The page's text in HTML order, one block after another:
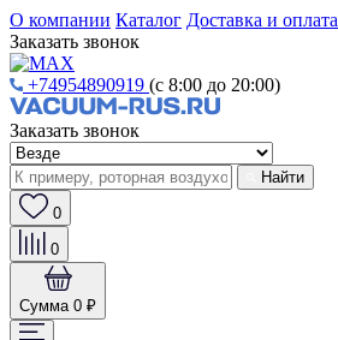
О компании Каталог Доставка и оплата
Заказать звонок
+74954890919 (с 8:00 до 20:00)
Заказать звонок
Найти
0
0
Сумма 0 ₽